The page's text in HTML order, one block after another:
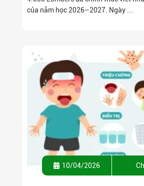
của năm học 2026–2027. Ngày ...
10/04/2026